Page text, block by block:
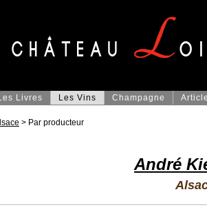
Livres Les Vins Champagne
> Par producteur
André